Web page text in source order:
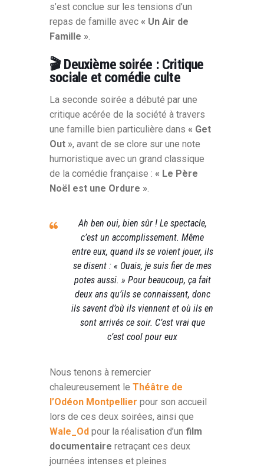
s’est conclue sur les tensions d’un
repas de famille avec « Un Air de
Famille »
🎬 Deuxième soirée : Critique
sociale et comédie culte
La seconde soirée a débuté par une
critique acérée de la société à travers
une famille bien particulière dans « Get
Out », avant de se clore sur une note
humoristique avec un grand classique
de la comédie française : « Le Père
Noël est une Ordure »
Ah ben oui, bien sûr ! Le spectacle,
c’est un accomplissement. Même
entre eux, quand ils se voient jouer, ils
se disent : « Ouais, je suis fier de mes
potes aussi. » Pour beaucoup, ça fait
deux ans qu’ils se connaissent, donc
ils savent d’où ils viennent et où ils en
sont arrivés ce soir. C’est vrai que
c’est cool pour eux
Nous tenons à remercier
chaleureusement le Théâtre de
l’Odéon Montpellier pour son accueil
lors de ces deux soirées, ainsi que
Wale_Od pour la réalisation d’un film
documentaire retraçant ces deux
journées intenses et pleines